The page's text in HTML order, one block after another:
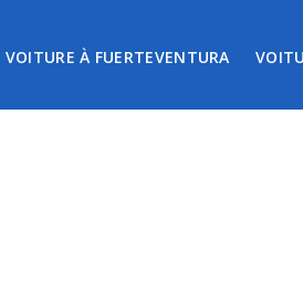
VOITURE À FUERTEVENTURA